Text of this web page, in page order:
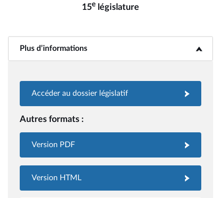
15e législature
Plus d’informations<b>Plus d’informations</b>
Accéder au dossier législatif
Autres formats :
Version PDF
Version HTML